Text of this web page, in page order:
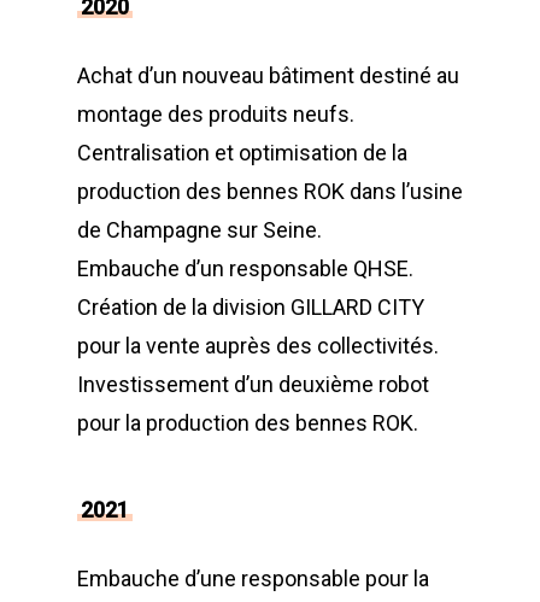
2020
Achat d’un nouveau bâtiment destiné au
montage des produits neufs.
Centralisation et optimisation de la
production des bennes ROK dans l’usine
de Champagne sur Seine.
Embauche d’un responsable QHSE.
Création de la division GILLARD CITY
pour la vente auprès des collectivités.
Investissement d’un deuxième robot
pour la production des bennes ROK.
2021
Embauche d’une responsable pour la